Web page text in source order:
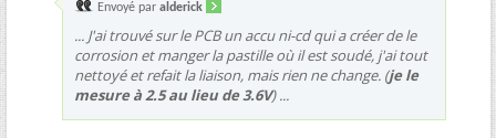
Envoyé par alderick
... J'ai trouvé sur le PCB un accu ni-cd qui a créer de le
corrosion et manger la pastille où il est soudé, j'ai tout
nettoyé et refait la liaison, mais rien ne change. (je le
mesure à 2.5 au lieu de 3.6V) ...